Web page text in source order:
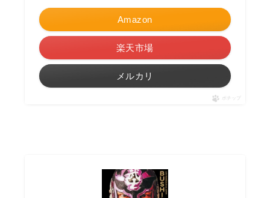
Amazon
楽天市場
メルカリ
ポチップ